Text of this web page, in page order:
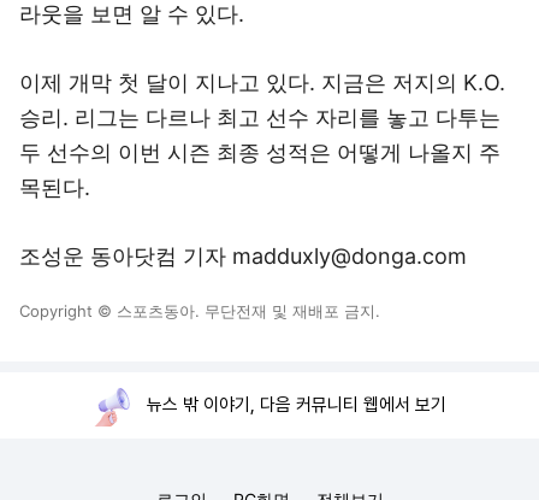
라웃을 보면 알 수 있다.
이제 개막 첫 달이 지나고 있다. 지금은 저지의 K.O.
승리. 리그는 다르나 최고 선수 자리를 놓고 다투는
두 선수의 이번 시즌 최종 성적은 어떻게 나올지 주
목된다.
조성운 동아닷컴 기자 madduxly@donga.com
Copyright © 스포츠동아. 무단전재 및 재배포 금지.
뉴스 밖 이야기, 다음 커뮤니티 웹에서 보기